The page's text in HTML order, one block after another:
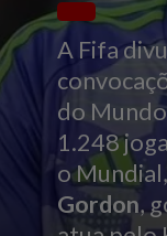
A Fifa
do
1.248
o
Gordon,